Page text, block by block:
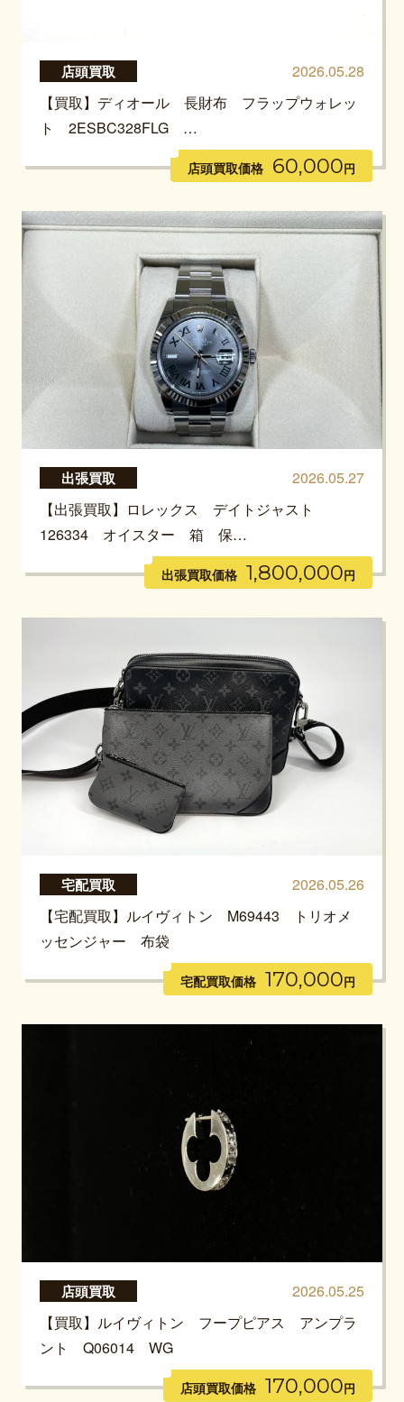
店頭買取
2026.05.28
【買取】ディオール 長財布 フラップウォレッ
ト 2ESBC328FLG …
店頭買取価格 60,000円
出張買取
2026.05.27
【出張買取】ロレックス デイトジャスト
126334 オイスター 箱 保…
出張買取価格 1,800,000円
宅配買取
2026.05.26
【宅配買取】ルイヴィトン M69443 トリオメ
ッセンジャー 布袋
宅配買取価格 170,000円
店頭買取
2026.05.25
【買取】ルイヴィトン フープピアス アンプラ
ント Q06014 WG
店頭買取価格 170,000円